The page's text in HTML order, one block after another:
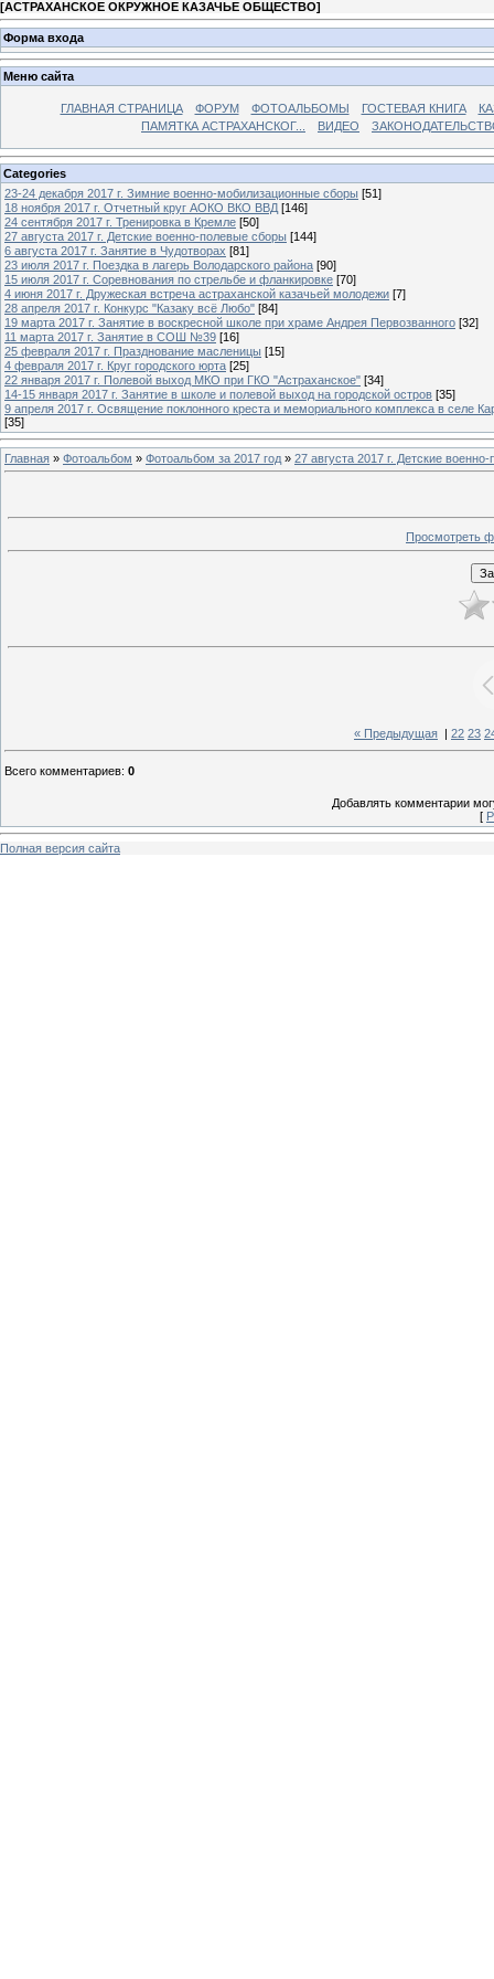
[АСТРАХАНСКОЕ ОКРУЖНОЕ КАЗАЧЬЕ ОБЩЕСТВО]
Форма входа
Меню сайта
ГЛАВНАЯ СТРАНИЦА ФОРУМ ФОТОАЛЬБОМЫ ГОСТЕВАЯ КНИГА
ПАМЯТКА АСТРАХАНСКОГ...
ВИДЕО
Categories
23-24 декабря 2017 г. Зимние военно-мобилизационные сборы [51]
18 ноября 2017 г. Отчетный круг АОКО ВКО ВВД [146]
24 сентября 2017 г. Тренировка в Кремле [50]
27 августа 2017 г. Детские военно-полевые сборы [144]
6 августа 2017 г. Занятие в Чудотворах [81]
23 июля 2017 г. Поездка в лагерь Володарского района [90]
15 июля 2017 г. Соревнования по стрельбе и фланкировке [70]
4 июня 2017 г. Дружеская встреча астраханской казачьей молодежи [7]
28 апреля 2017 г. Конкурс "Казаку всё Любо" [84]
19 марта 2017 г. Занятие в воскресной школе при храме Андрея Первозванного [32]
11 марта 2017 г. Занятие в СОШ №39 [16]
25 февраля 2017 г. Празднование масленицы [15]
4 февраля 2017 г. Круг городского юрта [25]
22 января 2017 г. Полевой выход МКО при ГКО "Астраханское" [34]
14-15 января 2017 г. Занятие в школе и полевой выход на городской остров [35]
9 апреля 2017 г. Освящение поклонного креста и мемориального комплекса в селе
[35]
Главная » Фотоальбом » Фотоальбом за 2017 год » 27 августа 2017 г. Детские
Просмотреть
« Предыдущая 22 23
Всего комментариев: 0
Добавлять комментарии
[
Полная версия сайта